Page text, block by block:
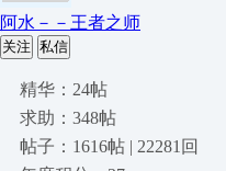
阿水－－王者之师
关注 私信
精华：24帖
求助：348帖
帖子：1616帖 | 22281回